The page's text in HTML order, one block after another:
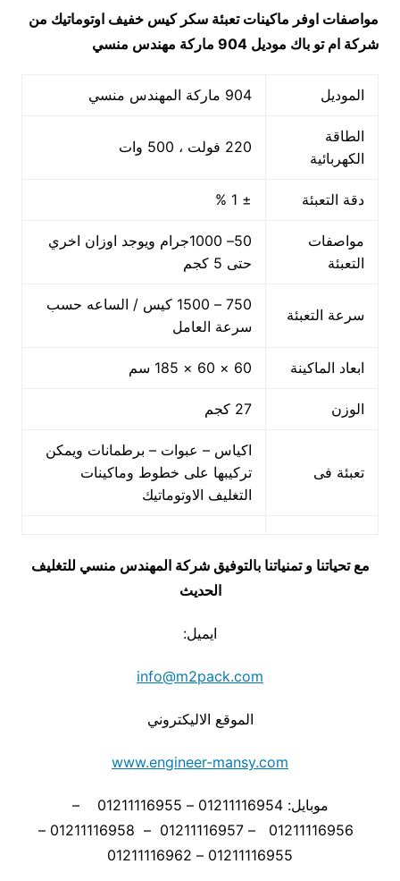
مواصفات اوفر ماكينات تعبئة سكر كيس خفيف اوتوماتيك من
شركة ام تو باك موديل 904 ماركة مهندس منسي
الموديل 904 ماركة المهندس منسي
الطاقة
الكهربائية
220 فولت ، 500 وات
دقة التعبئة ± 1 %
مواصفات
التعبئة
50– 1000جرام ويوجد اوزان اخري
حتى 5 كجم
سرعة التعبئة
750 – 1500 كيس / الساعه حسب
سرعة العامل
ابعاد الماكينة 60 × 60 × 185 سم
الوزن 27 كجم
تعبئة فى
اكياس – عبوات – برطمانات ويمكن
تركيبها على خطوط وماكينات
التغليف الاوتوماتيك
مع تحياتنا و تمنياتنا بالتوفيق شركة المهندس منسي للتغليف
الحديث
ايميل:
info@m2pack.com
الموقع الاليكتروني
www.engineer-mansy.com
موبايل: 01211116954 – 01211116955 –
01211116956 – 01211116957 – 01211116958 –
01211116955 – 01211116962